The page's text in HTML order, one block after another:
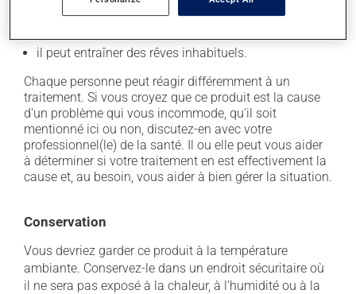
il peut causer des douleurs musculaires;
il peut entraîner des rêves inhabituels.
Chaque personne peut réagir différemment à un
traitement. Si vous croyez que ce produit est la cause
d'un problème qui vous incommode, qu'il soit
mentionné ici ou non, discutez-en avec votre
professionnel(le) de la santé. Il ou elle peut vous aider
à déterminer si votre traitement en est effectivement la
cause et, au besoin, vous aider à bien gérer la situation.
Conservation
Vous devriez garder ce produit à la température
ambiante. Conservez-le dans un endroit sécuritaire où
il ne sera pas exposé à la chaleur, à l'humidité ou à la